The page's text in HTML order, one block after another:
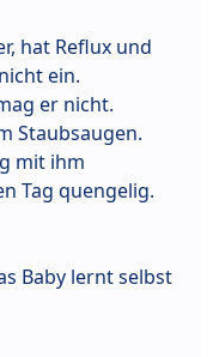
hat Reflux und
ein.
er nicht.
Staubsaugen.
mit ihm
Tag quengelig.
Baby lernt selbst